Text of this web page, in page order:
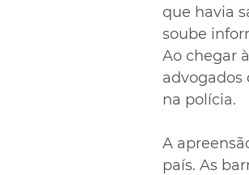
que havia
soube
Ao chegar
na polícia.
A
país. As